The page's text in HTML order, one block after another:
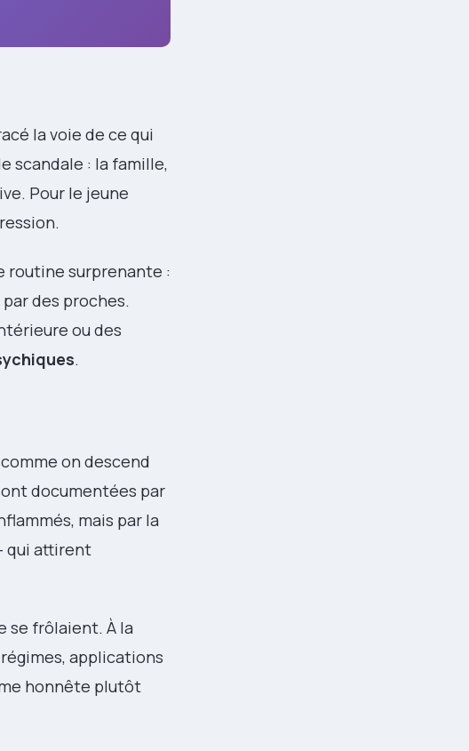
la voie de ce qui
scandale : la famille,
Pour le jeune
routine surprenante :
des proches.
ou des
.
on descend
documentées par
mais par la
qui attirent
se frôlaient. À la
applications
honnête plutôt